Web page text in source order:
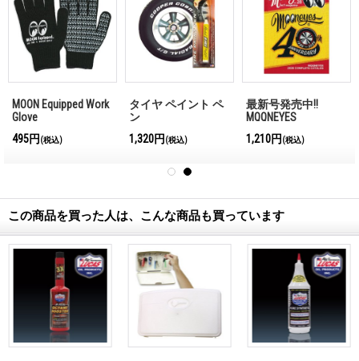
MOON Equipped Work
Glove
495円 (税込)
タイヤ ペイント ペ
ン
1,320円 (税込)
最新号発売中!!
MQQNEYES
Magazine No.28 2026
1,210円 (税込)
この商品を買った人は、こんな商品も買っています